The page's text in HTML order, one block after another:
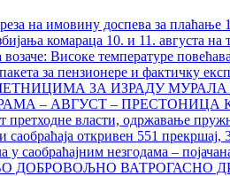
на имовину доспева за плаћање
комараца 10. и 11. августа на
Високе температуре
за пензионере и фактичку
ЗА ИЗРАДУ
– АВГУСТ – ПРЕСТОНИЦА
претходне власти, одржавање
саобраћаја откривен 551 прекршај,
у саобраћајним незгодама –
ДОБРОВОЉНО ВАТРОГАСНО